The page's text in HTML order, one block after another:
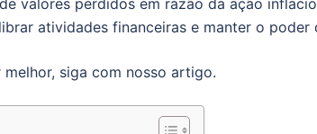
valores perdidos em razão da ação
atividades financeiras e manter o poder
melhor, siga com nosso artigo.